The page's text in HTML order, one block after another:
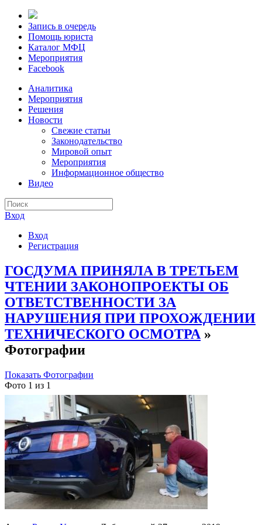
Запись в очередь
Помощь юриста
Каталог МФЦ
Мероприятия
Facebook
Аналитика
Мероприятия
Решения
Новости
Свежие статьи
Законодательство
Мировой опыт
Мероприятия
Информационное общество
Видео
Вход
Вход
Регистрация
ГОСДУМА ПРИНЯЛА В ТРЕТЬЕМ
ЧТЕНИИ ЗАКОНОПРОЕКТЫ ОБ
ОТВЕТСТВЕННОСТИ ЗА
НАРУШЕНИЯ ПРИ ПРОХОЖДЕНИИ
ТЕХНИЧЕСКОГО ОСМОТРА »
Фотографии
Показать Фотографии
Фото 1 из 1